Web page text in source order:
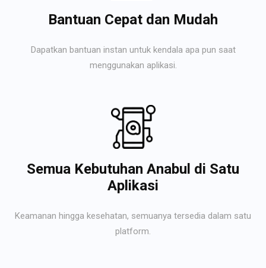
Bantuan Cepat dan Mudah
Dapatkan bantuan instan untuk kendala apa pun saat
menggunakan aplikasi.
Semua Kebutuhan Anabul di Satu
Aplikasi
Keamanan hingga kesehatan, semuanya tersedia dalam satu
platform.